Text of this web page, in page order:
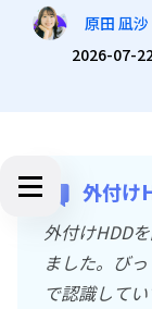
原田 凪沙
2026-07-
外付け
外付けHDD
ました。び
で認識して